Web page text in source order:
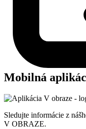
Mobilná
Sledujte informácie z
V OBRAZE.